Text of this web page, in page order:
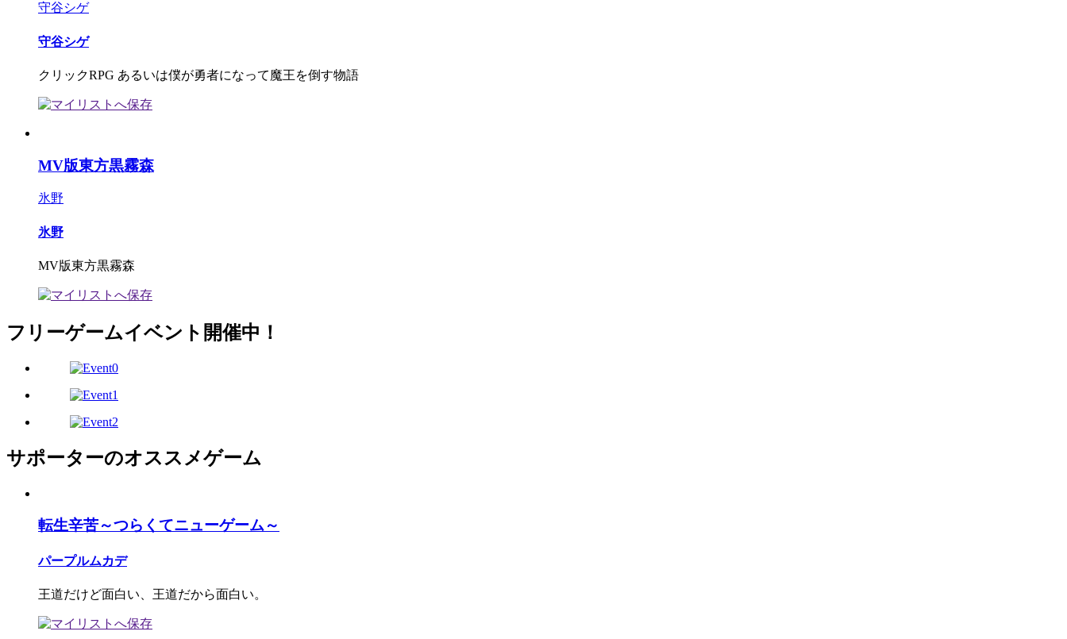
守谷シゲ
守谷シゲ
クリックRPG あるいは僕が勇者になって魔王を倒す物語
MV版東方黒霧森
氷野
氷野
MV版東方黒霧森
フリーゲームイベント開催中！
サポーターのオススメゲーム
転生辛苦～つらくてニューゲーム～
パープルムカデ
王道だけど面白い、王道だから面白い。